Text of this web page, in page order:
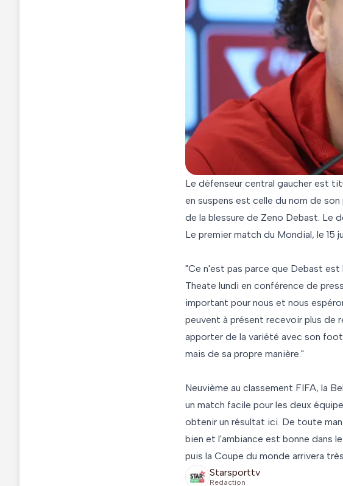
Le défenseur central gaucher est
en suspens est celle du nom de
de la blessure de Zeno Debast. Le
Le premier match du Mondial, le
"Ce n'est pas parce que Debast
Theate lundi en conférence de
important pour nous et nous
peuvent à présent recevoir plus de
apporter de la variété avec son
mais de sa propre manière."
Neuvième au classement FIFA, la
un match facile pour les deux
obtenir un résultat ici. De toute
bien et l'ambiance est bonne dans
puis la Coupe du monde arrivera
Starsporttv
Redaction